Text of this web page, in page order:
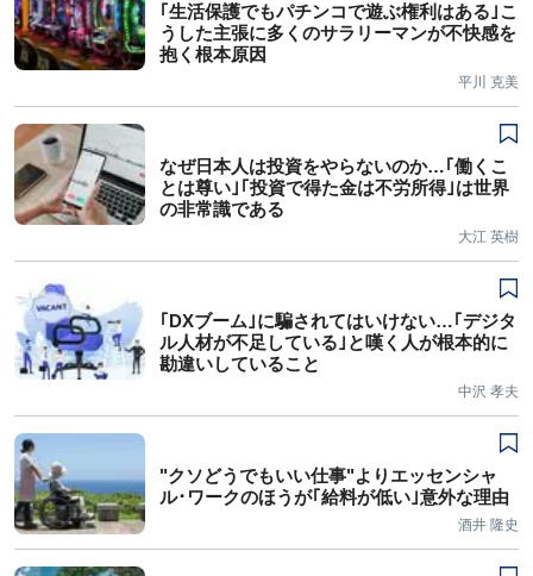
｢生活保護でもパチンコで遊ぶ権利はある｣こ
うした主張に多くのサラリーマンが不快感を
抱く根本原因
平川 克美
なぜ日本人は投資をやらないのか…｢働くこ
とは尊い｣｢投資で得た金は不労所得｣は世界
の非常識である
大江 英樹
｢DXブーム｣に騙されてはいけない…｢デジタ
ル人材が不足している｣と嘆く人が根本的に
勘違いしていること
中沢 孝夫
"クソどうでもいい仕事"よりエッセンシャ
ル･ワークのほうが｢給料が低い｣意外な理由
酒井 隆史